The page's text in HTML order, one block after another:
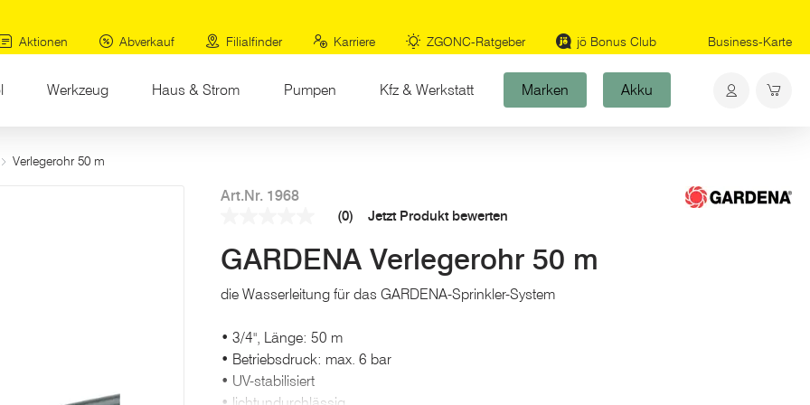
Aktionen
Abverkauf Filialfinder Karriere ZGONC-Ratgeber jö Bonus Club Business-Karte
Werkzeug Haus & Strom Pumpen Kfz & Werkstatt Marken Akku
Verlegerohr 50 m
Art.Nr. 1968
Link
auf
Seite.
(0) Jetzt Produkt bewerten
GARDENA Verlegerohr 50 m
die Wasserleitung für das GARDENA-Sprinkler-System
• 3/4", Länge: 50 m
• Betriebsdruck: max. 6 bar
• UV-stabilisiert